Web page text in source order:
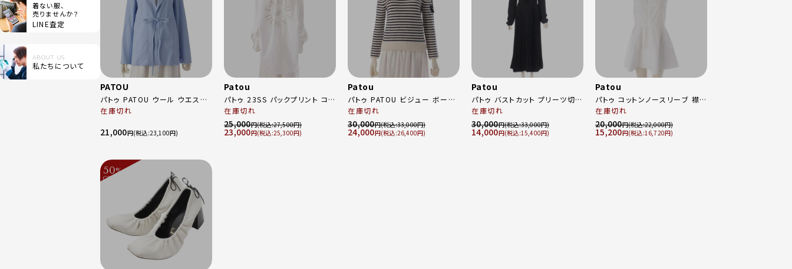
着ない服、
売りませんか？
LINE査定
ABOUT US
私たちについて
PATOU
パトゥ PATOU ウール ウエスト
ベルト リボン テーラード ジャケ
在庫切れ
21,000円 23,100
Patou
パトゥ 23SS パックプリント コッ
トン オーバー シャツ 23S-
DR086-0017 ホワイト 34
在庫切れ
25,000円 27,500
23,000円 25,300
Patou
パトゥ PATOU ビジュー ボーダ
ー ニット セーター 20AA4
KN003 ブラック ホワイト S
在庫切れ
30,000円 33,000
24,000円 26,400
Patou
パトゥ バストカット プリーツ切替
ドッキング ロングワンピース ド
レス ブラック 34
在庫切れ
30,000円 33,000
14,000円 15,400
Patou
パトゥ コットンノースリーブ 襟
付き ワンピース ドレス 21PA2-
T0023-17 ホワイト 36
在庫切れ
20,000円 22,000
15,200円 16,720
50%
OFF